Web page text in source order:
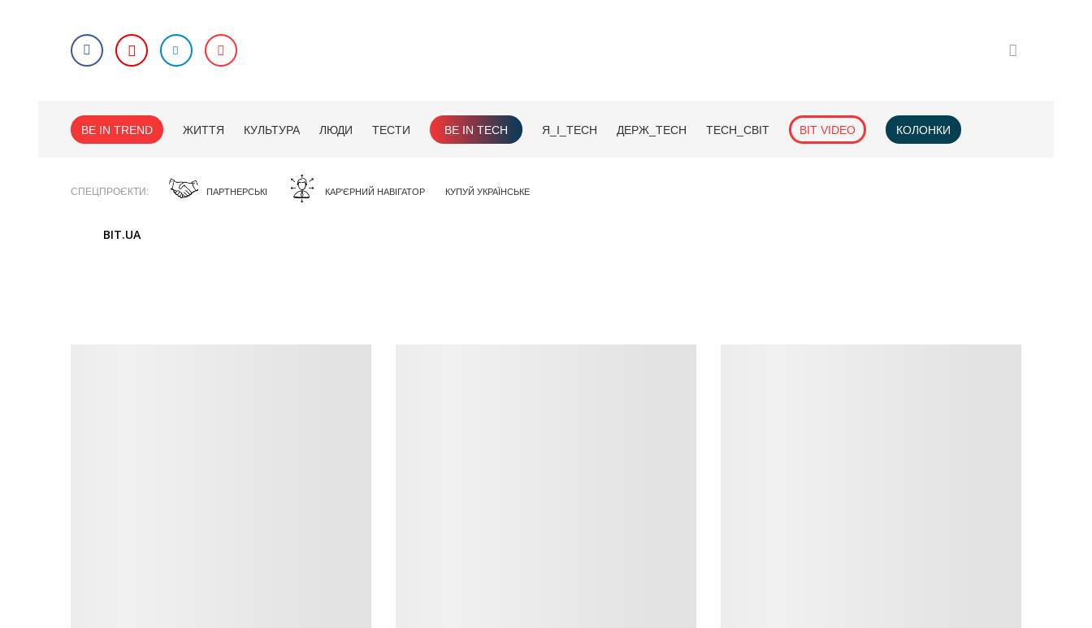
BE IN TREND ЖИТТЯ КУЛЬТУРА ЛЮДИ ТЕСТИ BE IN TECH Я_І_TECH ДЕРЖ_TECH TECH_СВІТ BIT VIDEO КОЛОНКИ
СПЕЦПРОЄКТИ ПАРТНЕРСЬКІ КАР'ЄРНИЙ НАВІГАТОР КУПУЙ УКРАЇНСЬКЕ
BIT.UA